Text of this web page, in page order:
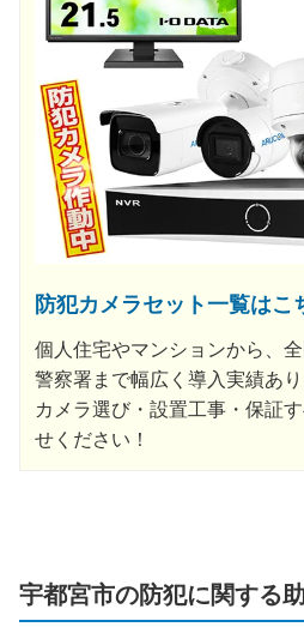
防犯カメラセット一覧はこ
個人住宅やマンションから、
警察署まで幅広く導入実績あ
カメラ選び・設置工事・保証
せください！
宇都宮市の防犯に関する